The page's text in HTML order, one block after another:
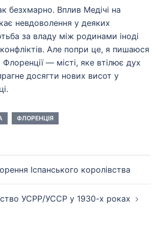
безхмарно. Вплив Медічі на
невдоволення у деяких
за владу між родинами іноді
Але попри це, я пишаюся
— місті, яке втілює дух
досягти нових висот у
ФЛОРЕНЦІЯ
Іспанського королівства
УСРР/УССР у 1930-х роках